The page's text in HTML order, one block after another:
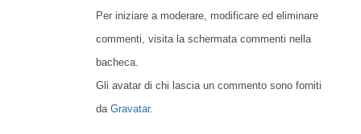
Per iniziare a moderare, modificare ed eliminare
commenti, visita la schermata commenti nella
bacheca.
Gli avatar di chi lascia un commento sono forniti
da Gravatar.